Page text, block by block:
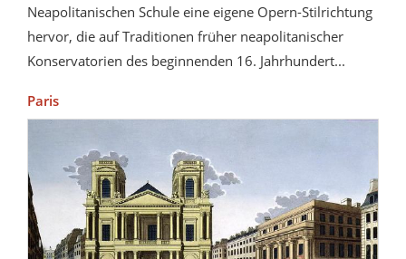
Neapolitanischen Schule eine eigene Opern-Stilrichtung
hervor, die auf Traditionen früher neapolitanischer
Konservatorien des beginnenden 16. Jahrhundert...
Paris